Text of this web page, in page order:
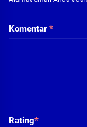
Komentar*
Rating*